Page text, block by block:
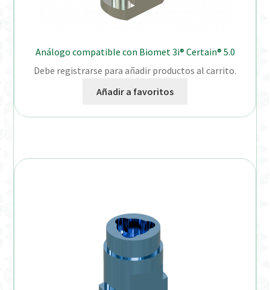
Análogo compatible con Biomet 3i® Certain® 5.0
Debe registrarse para añadir productos al carrito.
Añadir a favoritos